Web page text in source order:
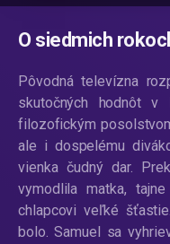
O siedmich
Pôvodná televízna
skutočných hodnôt
filozofickým
ale i dospelému
vienka čudný dar.
vymodlila matka,
chlapcovi veľké
bolo. Samuel sa